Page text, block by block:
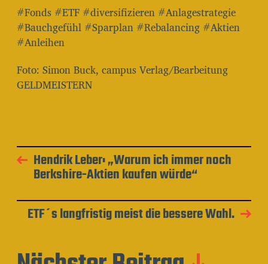
#Fonds #ETF #diversifizieren #Anlagestrategie
#Bauchgefühl #Sparplan #Rebalancing #Aktien
#Anleihen
Foto: Simon Buck, campus Verlag/Bearbeitung
GELDMEISTERN
Hendrik Leber: „Warum ich immer noch
Berkshire-Aktien kaufen würde“
ETF´s langfristig meist die bessere Wahl.